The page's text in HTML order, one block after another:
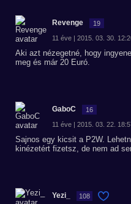
Revenge 19
11 éve | 2015. 03. 30.
Aki azt nézegetné, hogy
meg és már 20 Euró.
GaboC 16
11 éve | 2015. 03. 22.
Sajnos egy kicsit a P2W.
kinézetért fizetsz, de nem ad
Yezi_ 108